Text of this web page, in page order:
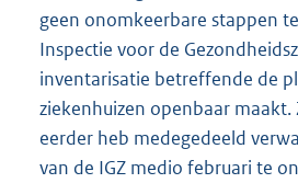
geen onomkeerbare stappen
Inspectie voor de
inventarisatie betreffende de
ziekenhuizen openbaar maakt.
eerder heb medegedeeld
van de IGZ medio februari te